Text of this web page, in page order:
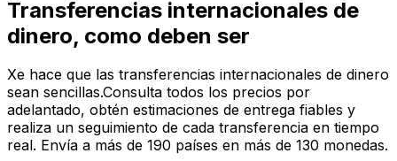
Transferencias internacionales de
dinero, como deben ser
Xe hace que las transferencias internacionales de dinero
sean sencillas.Consulta todos los precios por
adelantado, obtén estimaciones de entrega fiables y
realiza un seguimiento de cada transferencia en tiempo
real. Envía a más de 190 países en más de 130 monedas.